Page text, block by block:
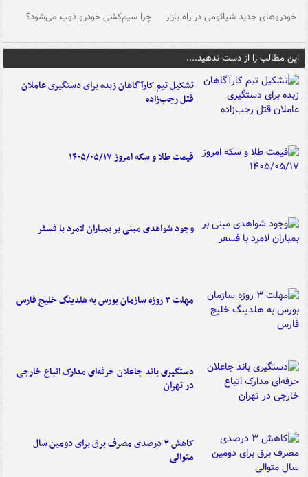
خودروهای جدید شیائومی در راه بازار چرا سیم‌کشی خودرو ذوب می‌شود؟
این مطالب را از دست ندهید....
تشکیل تیم کارآگاهان زبده برای دستگیری عاملان
قتل رجب‌زاده
قیمت طلا و سکه امروز ۱۴۰۵/۰۵/۱۷
وجود شواهدی مبنی بر بمباران لامرد با فسفر
مهلت ۳ روزه سازمان بورس به هلدینگ خلیج فارس
دستگیری باند جاعلان حرفه‌ای مدارک اتباع خارجی
در تهران
کاهش ۳ درصدی مصرف برق برای دومین سال
متوالی